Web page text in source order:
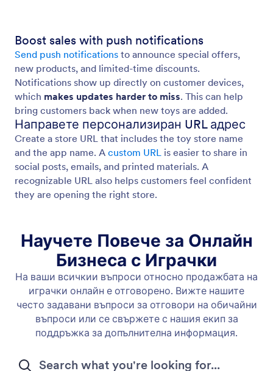
Boost sales with push notifications
Send push notifications to announce special offers,
new products, and limited-time discounts.
Notifications show up directly on customer devices,
which makes updates harder to miss. This can help
bring customers back when new toys are added.
Направете персонализиран URL адрес
Create a store URL that includes the toy store name
and the app name. A custom URL is easier to share in
social posts, emails, and printed materials. A
recognizable URL also helps customers feel confident
they are opening the right store.
Научете Повече за Онлайн
Бизнеса с Играчки
На ваши всичкии въпроси относно продажбата на
играчки онлайн е отговорено. Вижте нашите
често задавани въпроси за отговори на обичайни
въпроси или се свържете с нашия екип за
поддръжка за допълнителна информация.